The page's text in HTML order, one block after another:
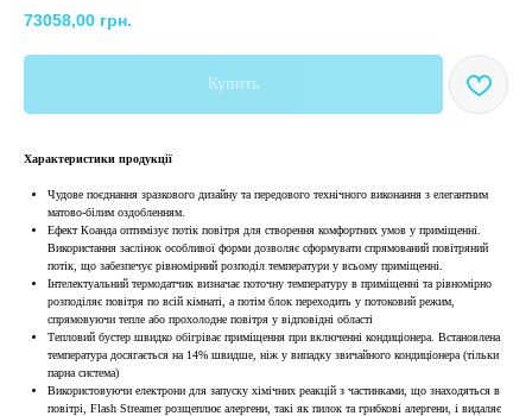
73058,00 грн.
Купить
Характеристики продукції
Чудове поєднання зразкового дизайну та передового технічного виконання з елегантним
матово-білим оздобленням.
Ефект Коанда оптимізує потік повітря для створення комфортних умов у приміщенні.
Використання заслінок особливої форми дозволяє сформувати спрямований повітряний
потік, що забезпечує рівномірний розподіл температури у всьому приміщенні.
Інтелектуальний термодатчик визначає поточну температуру в приміщенні та рівномірно
розподіляє повітря по всій кімнаті, а потім блок переходить у потоковий режим,
спрямовуючи тепле або прохолодне повітря у відповідні області
Тепловий бустер швидко обігріває приміщення при включенні кондиціонера. Встановлена
температура досягається на 14% швидше, ніж у випадку звичайного кондиціонера (тільки
парна система)
Використовуючи електрони для запуску хімічних реакцій з частинками, що знаходяться в
повітрі, Flash Streamer розщеплює алергени, такі як пилок та грибкові алергени, і видаляє